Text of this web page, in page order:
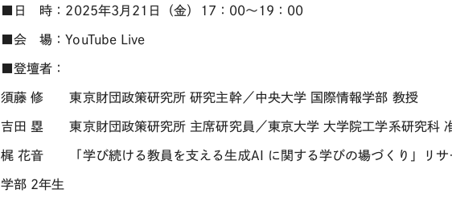
日 時： 2025年3月 21 日（金） 17 ： 00～19 ： 00
■会 場：YouTube Live
■登壇者：
須藤 修 東京財団政策研究所 研究主幹／中央大学 国際情報学部 教授
吉田 塁 東京財団政策研究所 主席研究員／東京大学 大学院工学系研究科
梶 花音 「学び続ける教員を支える生成AI に関する学びの場づくり」リ
学部 2年生